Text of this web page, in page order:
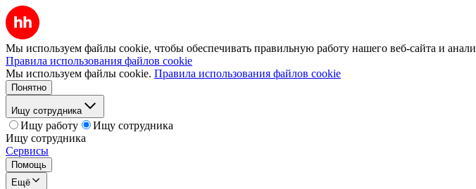
Мы используем файлы cookie, чтобы обеспечивать правильную работу нашего веб-сайта и
Правила использования файлов cookie
Мы используем файлы cookie. Правила использования файлов cookie
Понятно
Ищу сотрудника
Ищу работу
Ищу сотрудника
Ищу сотрудника
Сервисы
Помощь
Ещё